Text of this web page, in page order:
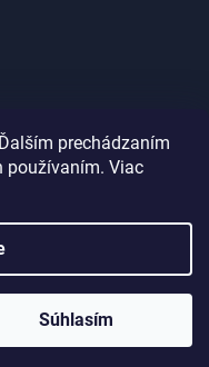
prechádzaním
používaním. Viac
Súhlasím
práva vyhradené.